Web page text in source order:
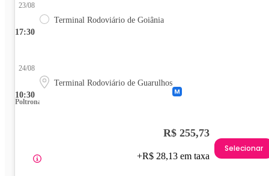
17:30
23/08
Terminal Rodoviário de Goiânia
10:30
24/08
Terminal Rodoviário de Guarulhos
Poltrona
R$ 255,73
+R$ 28,13 em taxa
Selecionar